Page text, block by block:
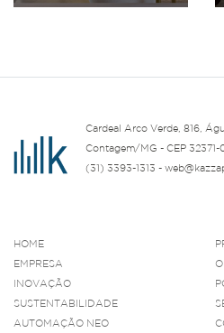
Cardeal Arco Verde, 816,
Contagem/MG - CEP
(31) 3393-1313 -
HOME
EMPRESA
INOVAÇÃO
SUSTENTABILIDADE
AUTOMAÇÃO NEO